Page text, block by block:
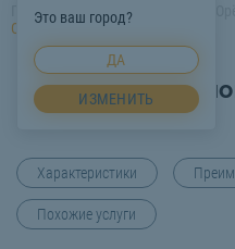
Это ваш город?
ДА
ИЗМЕНИТЬ
Главная Услуги спецтехники
Орёл
Рыхление
Характеристики
Похожие услуги